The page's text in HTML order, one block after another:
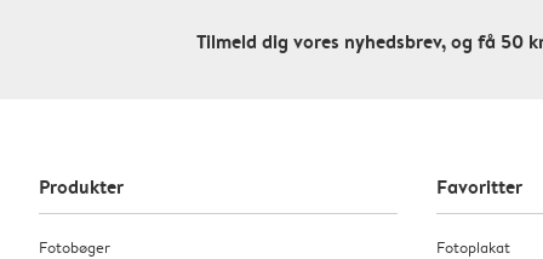
Tilmeld dig vores nyhedsbrev, og få 50
Produkter
Fotobøger
Favoritter
Fotoplakat